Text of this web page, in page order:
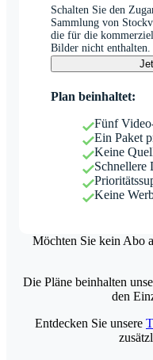
Schalten Sie den
Sammlung von
die für die
Bilder nicht enthalten.
Plan beinhaltet:
Fünf
Ein Paket
Keine
Schnellere
Keine
Möchten Sie kein Abo
Die Pläne beinhalten
den
Entdecken Sie unsere